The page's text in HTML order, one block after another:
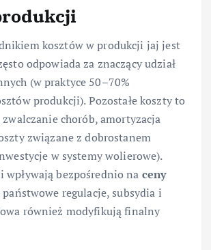
kosztów w produkcji jaj jest
odpowiada za znaczący udział
(w praktyce 50–70%
produkcji). Pozostałe koszty to
zwalczanie chorób, amortyzacja
związane z dobrostanem
w systemy wolierowe).
wpływają bezpośrednio na ceny
regulacje, subsydia i
również modyfikują finalny